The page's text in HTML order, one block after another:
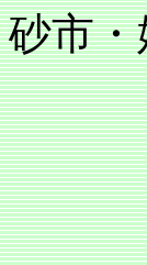
砂市
播